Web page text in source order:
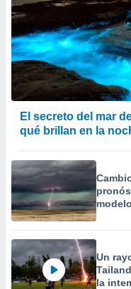
El secreto del mar
qué brillan en la
Un
la